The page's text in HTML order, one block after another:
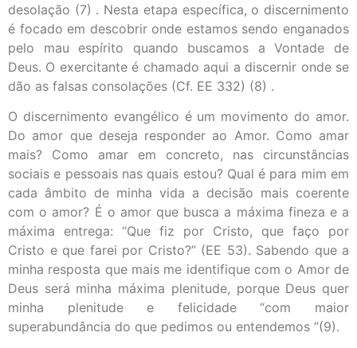
desolação (7) . Nesta etapa específica, o discernimento
é focado em descobrir onde estamos sendo enganados
pelo mau espírito quando buscamos a Vontade de
Deus. O exercitante é chamado aqui a discernir onde se
dão as falsas consolações (Cf. EE 332) (8) .
O discernimento evangélico é um movimento do amor.
Do amor que deseja responder ao Amor. Como amar
mais? Como amar em concreto, nas circunstâncias
sociais e pessoais nas quais estou? Qual é para mim em
cada âmbito de minha vida a decisão mais coerente
com o amor? É o amor que busca a máxima fineza e a
máxima entrega: “Que fiz por Cristo, que faço por
Cristo e que farei por Cristo?” (EE 53). Sabendo que a
minha resposta que mais me identifique com o Amor de
Deus será minha máxima plenitude, porque Deus quer
minha plenitude e felicidade “com maior
superabundância do que pedimos ou entendemos ”(9).